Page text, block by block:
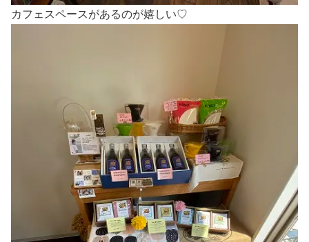
カフェスペースがあるのが嬉しい♡